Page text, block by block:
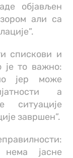
објављен
али са
спискови и
је то важно:
јер може
а
ситуације
завршен”.
јасне